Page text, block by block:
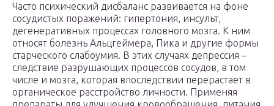
Часто психический дисбаланс развивается на фоне
сосудистых поражений: гипертония, инсульт,
дегенеративных процессах головного мозга. К ним
относят болезнь Альцгеймера, Пика и другие формы
старческого слабоумия. В этих случаях депрессия –
следствие разрушающих процессов сосудов, в том
числе и мозга, которая впоследствии перерастает в
органическое расстройство личности. Применяя